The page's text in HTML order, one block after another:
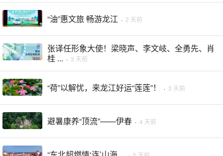
“油”惠文旅 畅游龙江 · 2 天前
张译任形象大使！梁晓声、李文岐、全勇先、肖
桂 ... · 3 天前
“荷”以解忧，来龙江好运“莲莲”！ · 3 天前
避暑康养“顶流”——伊春 · 4 天前